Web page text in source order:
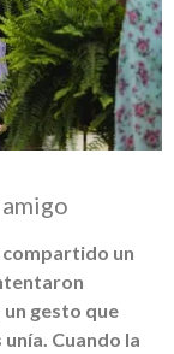
compartido un
gesto que
Cuando la